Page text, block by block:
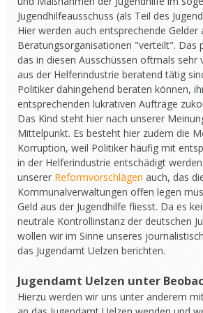
Jugendhilfeausschuss (als Teil des
Hier werden auch entsprechende Gelder
Beratungsorganisationen "verteilt". Das
das in diesen Ausschüssen oftmals sehr
aus der Helferindustrie beratend tätig
Politiker dahingehend beraten können,
entsprechenden lukrativen Aufträge
Das Kind steht hier nach unserer
Mittelpunkt. Es besteht hier zudem die
Korruption, weil Politiker häufig mit
in der Helferindustrie entschädigt
unserer Reformvorschlägen auch, das
Kommunalverwaltungen offen legen
Geld aus der Jugendhilfe fliesst. Da es
neutrale Kontrollinstanz der deutschen
wollen wir im Sinne unseres
das Jugendamt Uelzen berichten.
Jugendamt Uelzen unter
Hierzu werden wir uns unter anderem